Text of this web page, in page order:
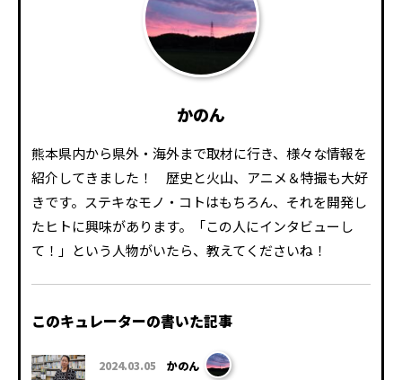
かのん
熊本県内から県外・海外まで取材に行き、様々な情報を
紹介してきました！ 歴史と火山、アニメ＆特撮も大好
きです。ステキなモノ・コトはもちろん、それを開発し
たヒトに興味があります。「この人にインタビューし
て！」という人物がいたら、教えてくださいね！
このキュレーターの書いた記事
2024.03.05 かのん